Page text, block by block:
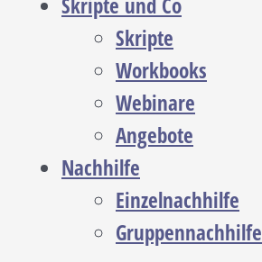
Skripte und Co
Skripte
Workbooks
Webinare
Angebote
Nachhilfe
Einzelnachhilfe
Gruppennachhilfe